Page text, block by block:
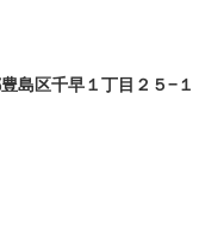
島区千早１丁目２５−１